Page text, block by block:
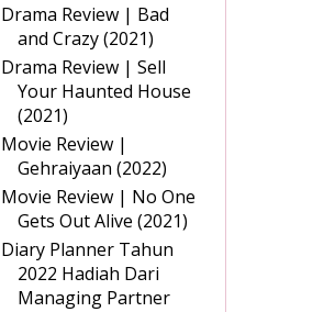
Drama Review | Bad
and Crazy (2021)
Drama Review | Sell
Your Haunted House
(2021)
Movie Review |
Gehraiyaan (2022)
Movie Review | No One
Gets Out Alive (2021)
Diary Planner Tahun
2022 Hadiah Dari
Managing Partner